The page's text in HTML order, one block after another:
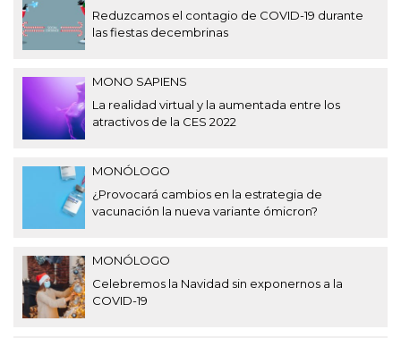
Reduzcamos el contagio de COVID-19 durante
las fiestas decembrinas
MONO SAPIENS
La realidad virtual y la aumentada entre los
atractivos de la CES 2022
MONÓLOGO
¿Provocará cambios en la estrategia de
vacunación la nueva variante ómicron?
MONÓLOGO
Celebremos la Navidad sin exponernos a la
COVID-19